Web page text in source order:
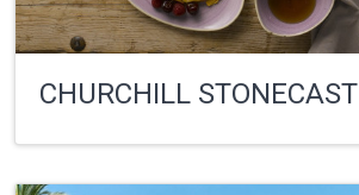
CHURCHILL STONECAST